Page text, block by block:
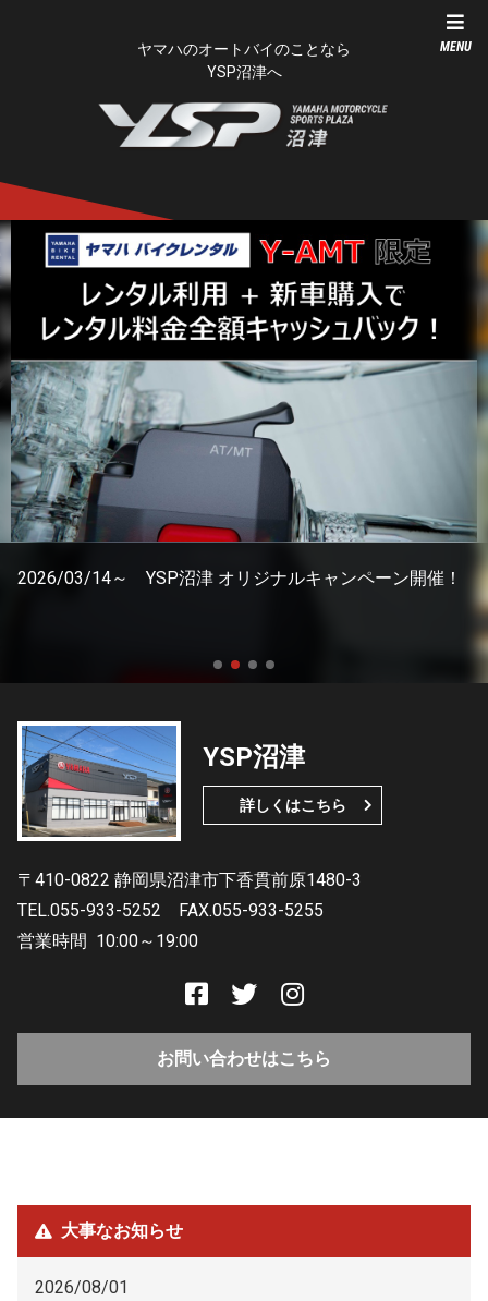
MENU
ヤマハのオートバイのことなら
YSP沼津へ
2026/03/14～ YSP沼津 オリジナルキャンペーン開催！
YSP沼津
詳しくはこちら
〒410-0822 静岡県沼津市下香貫前原1480-3
TEL.055-933-5252
FAX.055-933-5255
営業時間 10:00～19:00
お問い合わせはこちら
大事なお知らせ
2026/08/01